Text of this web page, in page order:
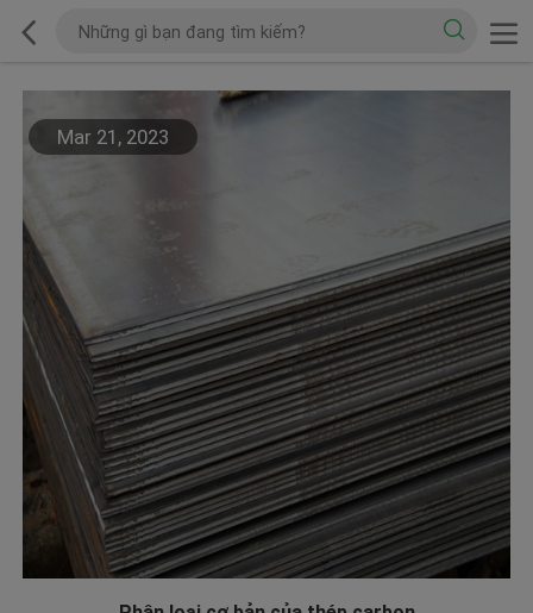
Mar 21, 2023